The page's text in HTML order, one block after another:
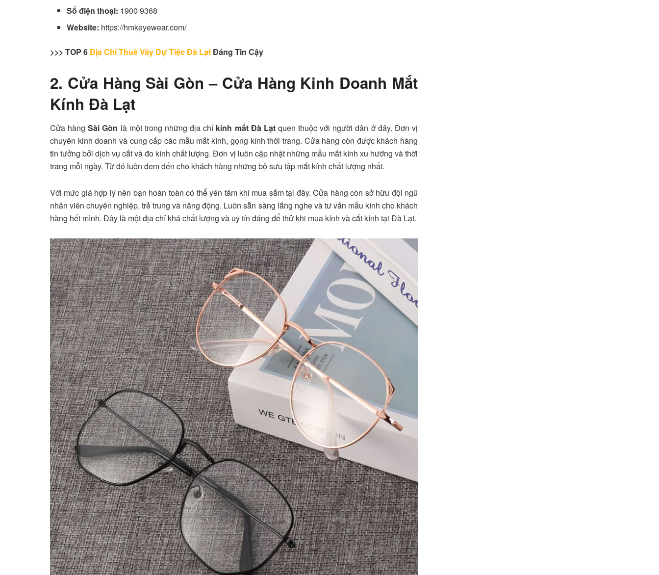
Số điện thoại: 1900 9368
Website: https://hmkeyewear.com/
>>> TOP 6Địa Chỉ Thuê Váy Dự Tiệc Đà LạtĐáng Tin Cậy
2. Cửa Hàng Sài Gòn – Cửa Hàng Kinh Doanh Mắt
Kính Đà Lạt
Cửa hàng Sài Gòn là một trong những địa chỉ kính mắt Đà Lạtquen thuộc với người dân ở đây. Đơn vị
chuyên kinh doanh và cung cấp các mẫu mắt kính, gọng kính thời trang. Cửa hàng còn được khách hàng
tin tưởng bởi dịch vụ cắt và đo kính chất lượng. Đơn vị luôn cập nhật những mẫu mắt kính xu hướng và thời
trang mỗi ngày. Từ đó luôn đem đến cho khách hàng những bộ sưu tập mắt kính chất lượng nhất.
Với mức giá hợp lý nên bạn hoàn toàn có thể yên tâm khi mua sắm tại đây. Cửa hàng còn sở hữu đội ngũ
nhân viên chuyên nghiệp, trẻ trung và năng động. Luôn sẵn sàng lắng nghe và tư vấn mẫu kính cho khách
hàng hết mình. Đây là một địa chỉ khá chất lượng và uy tín đáng để thử khi mua kính và cắt kính tại Đà Lạt.